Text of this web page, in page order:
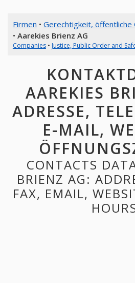
Firmen • Gerechtigkeit, öffentliche
• Aarekies Brienz AG
Companies• Justice, Public Order and
AAREKIES
ADRESSE,
E-MAIL,
CONTACTS
BRIENZ AG:
FAX, EMAIL,